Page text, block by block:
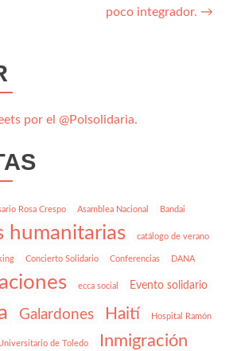
poco integrador. →
por el @Polsolidaria.
Rosa Crespo Asamblea Nacional Bandai
humanitarias catálogo de verano
Concierto Solidario Conferencias DANA
ecca social Evento solidario
Galardones Haití Hospital Ramón
de Toledo Inmigración